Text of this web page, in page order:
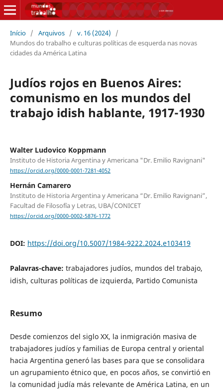
Início / Arquivos / v. 16 (2024)
/
Mundos do trabalho e culturas políticas de esquerda nas novas
cidades da América Latina
Judíos rojos en Buenos Aires:
comunismo en los mundos del
trabajo idish hablante, 1917-1930
Walter Ludovico Koppmann
Instituto de Historia Argentina y Americana "Dr. Emilio Ravignani"
https://orcid.org/0000-0001-7281-4052
Hernán Camarero
Instituto de Historia Argentina y Americana “Dr. Emilio Ravignani”,
Facultad de Filosofía y Letras, UBA/CONICET
https://orcid.org/0000-0002-5876-1772
DOI: https://doi.org/10.5007/1984-9222.2024.e103419
Palavras-chave: trabajadores judíos, mundos del trabajo,
idish, culturas políticas de izquierda, Partido Comunista
Resumo
Desde comienzos del siglo XX, la inmigración masiva de
trabajadores judíos y familias de Europa central y oriental
hacia Argentina generó las bases para que se consolidara
un agrupamiento étnico que, en pocos años, se convirtió en
la comunidad judía más relevante de América Latina, en un